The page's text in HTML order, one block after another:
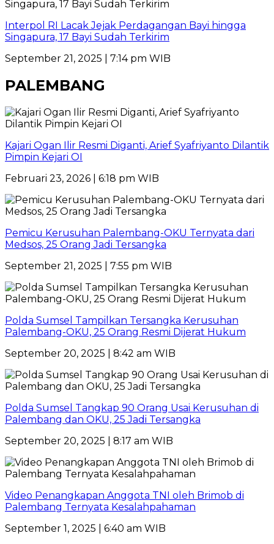
Interpol RI Lacak Jejak Perdagangan Bayi hingga
Singapura, 17 Bayi Sudah Terkirim
September 21, 2025 | 7:14 pm WIB
PALEMBANG
Kajari Ogan Ilir Resmi Diganti, Arief Syafriyanto Dilantik
Pimpin Kejari OI
Februari 23, 2026 | 6:18 pm WIB
Pemicu Kerusuhan Palembang-OKU Ternyata dari
Medsos, 25 Orang Jadi Tersangka
September 21, 2025 | 7:55 pm WIB
Polda Sumsel Tampilkan Tersangka Kerusuhan
Palembang-OKU, 25 Orang Resmi Dijerat Hukum
September 20, 2025 | 8:42 am WIB
Polda Sumsel Tangkap 90 Orang Usai Kerusuhan di
Palembang dan OKU, 25 Jadi Tersangka
September 20, 2025 | 8:17 am WIB
Video Penangkapan Anggota TNI oleh Brimob di
Palembang Ternyata Kesalahpahaman
September 1, 2025 | 6:40 am WIB